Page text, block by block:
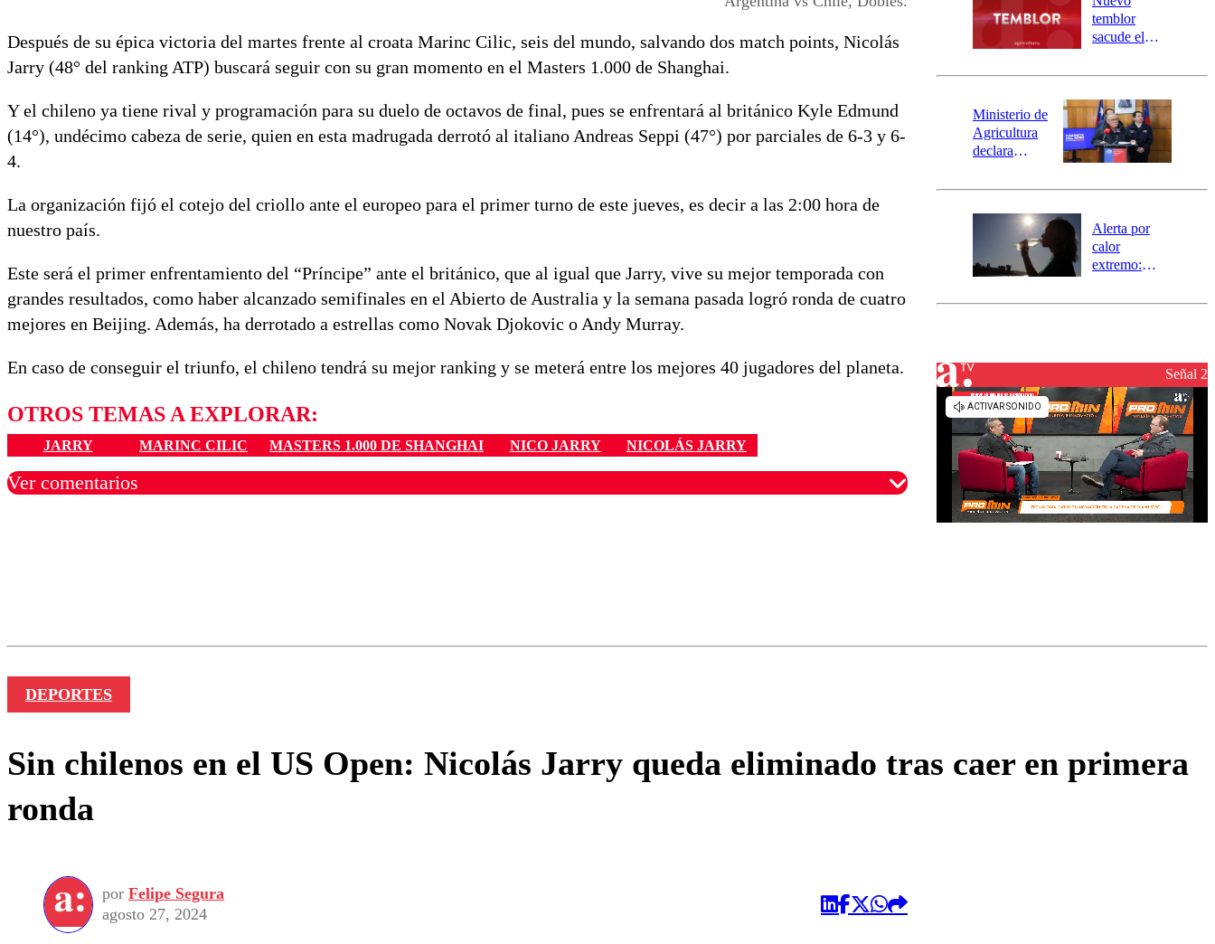
Después de su épica victoria del martes frente al croata Marinc Cilic, seis del mundo, salvando dos match points, Nicolás
Jarry (48° del ranking ATP) buscará seguir con su gran momento en el Masters 1.000 de Shanghai.
Y el chileno ya tiene rival y programación para su duelo de octavos de final, pues se enfrentará al británico Kyle Edmund
(14°), undécimo cabeza de serie, quien en esta madrugada derrotó al italiano Andreas Seppi (47°) por parciales de 6-3 y 6-
4.
La organización fijó el cotejo del criollo ante el europeo para el primer turno de este jueves, es decir a las 2:00 hora de
nuestro país.
Este será el primer enfrentamiento del “Príncipe” ante el británico, que al igual que Jarry, vive su mejor temporada con
grandes resultados, como haber alcanzado semifinales en el Abierto de Australia y la semana pasada logró ronda de cuatro
mejores en Beijing. Además, ha derrotado a estrellas como Novak Djokovic o Andy Murray.
En caso de conseguir el triunfo, el chileno tendrá su mejor ranking y se meterá entre los mejores 40 jugadores del planeta.
OTROS TEMAS A EXPLORAR:
JARRY MARINC CILIC MASTERS 1.000 DE SHANGHAI NICO JARRY NICOLÁS JARRY
Ver comentarios
activa
mensajería
SAE
temblor
sacude el
revisa la
epicentro
Ministerio de
Agricultura
declara
agrícola para
Alerta por
calor
extremo:
activa Alerta
Señal 2
DEPORTES
Sin chilenos en el US Open: Nicolás Jarry queda eliminado tras caer en primera
ronda
por Felipe Segura
agosto 27, 2024